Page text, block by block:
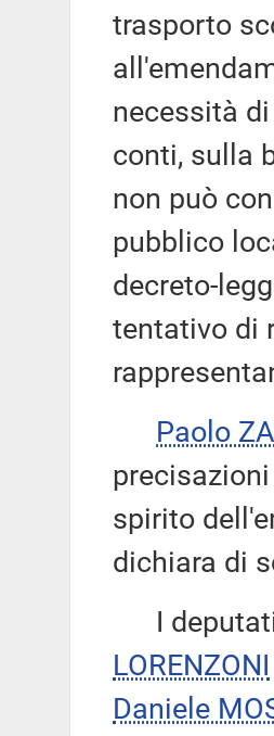
trasporto
necessità
conti, sulla
non può
pubblico
decreto-
tentativo di
Paolo
spirito
dichiara di
I
LORENZONI
Daniele